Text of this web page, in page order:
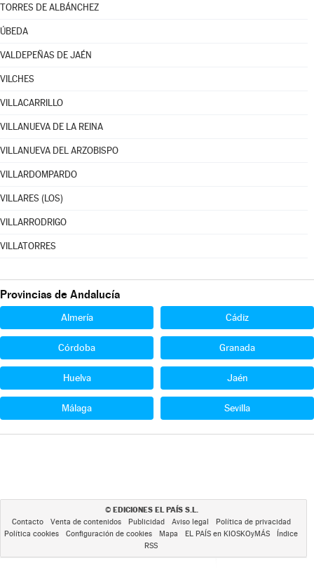
TORRES DE ALBÁNCHEZ
ÚBEDA
VALDEPEÑAS DE JAÉN
VILCHES
VILLACARRILLO
VILLANUEVA DE LA REINA
VILLANUEVA DEL ARZOBISPO
VILLARDOMPARDO
VILLARES (LOS)
VILLARRODRIGO
VILLATORRES
Provincias de Andalucía
Almería Cádiz
Córdoba Granada
Huelva Jaén
Málaga Sevilla
© EDICIONES EL PAÍS S.L.
Contacto Venta de contenidos Publicidad Aviso legal
Política de privacidad
Política cookies
Configuración de cookies Mapa EL PAÍS en KIOSKOyMÁS
Índice
RSS